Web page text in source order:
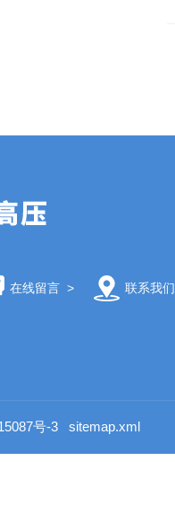
在线留言> 联系我们
号-3 sitemap.xml